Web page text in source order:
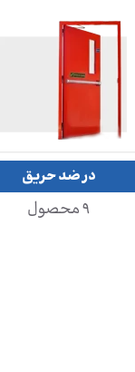
در ضد حریق
9 محصول